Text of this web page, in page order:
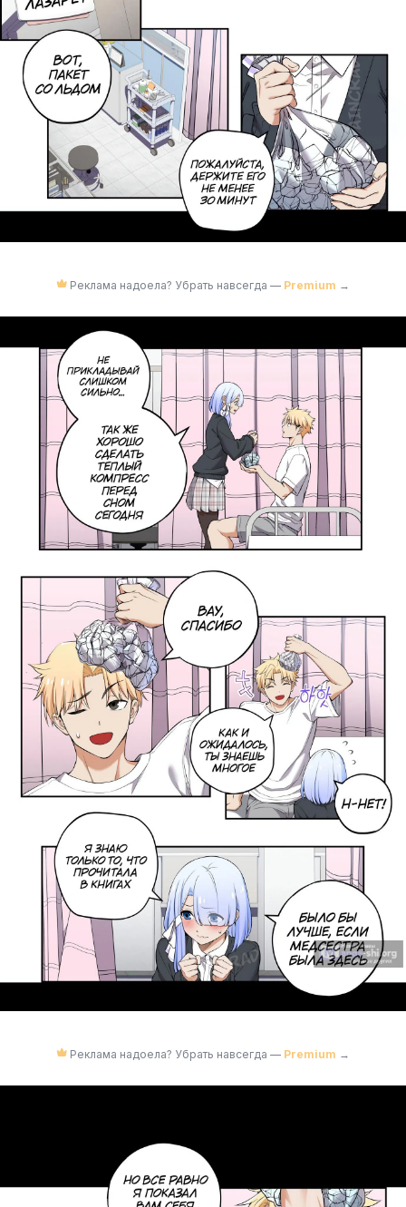
Реклама надоела? Убрать навсегда — Premium →
Реклама надоела? Убрать навсегда — Premium →